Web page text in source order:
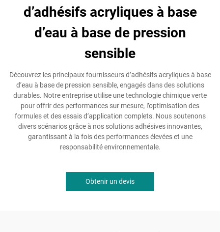
d’adhésifs acryliques à base
d’eau à base de pression
sensible
Découvrez les principaux fournisseurs d’adhésifs acryliques à base
d’eau à base de pression sensible, engagés dans des solutions
durables. Notre entreprise utilise une technologie chimique verte
pour offrir des performances sur mesure, l’optimisation des
formules et des essais d’application complets. Nous soutenons
divers scénarios grâce à nos solutions adhésives innovantes,
garantissant à la fois des performances élevées et une
responsabilité environnementale.
Obtenir un devis